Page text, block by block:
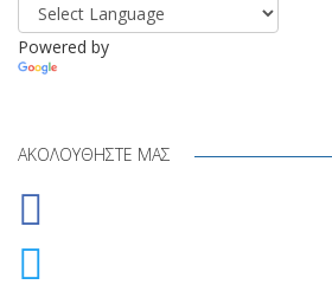
Powered by
ΑΚΟΛΟΥΘΉΣΤΕ ΜΑΣ